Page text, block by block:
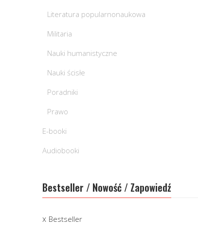
Literatura popularnonaukowa
Militaria
Nauki humanistyczne
Nauki ścisłe
Poradniki
Prawo
E-booki
Audiobooki
Bestseller / Nowość / Zapowiedź
Bestseller